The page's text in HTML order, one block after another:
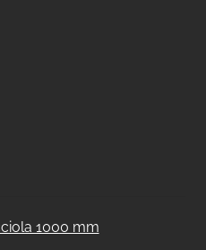
1000 mm